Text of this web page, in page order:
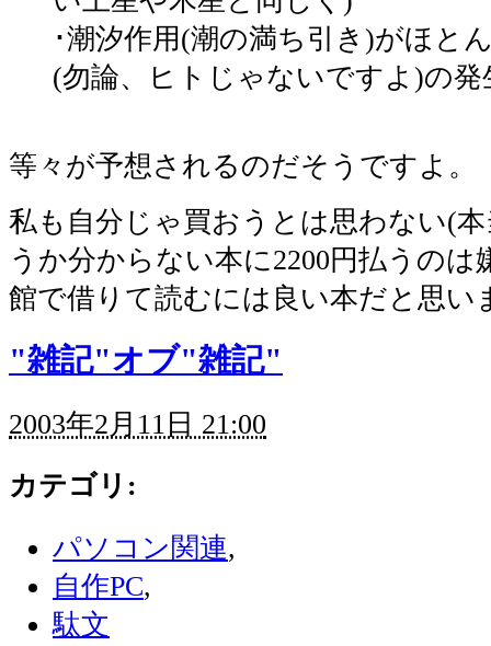
･潮汐作用(潮の満ち引き)がほと
(勿論、ヒトじゃないですよ)の
等々が予想されるのだそうですよ。
私も自分じゃ買おうとは思わない(
うか分からない本に2200円払うのは
館で借りて読むには良い本だと思い
"雑記"オブ"雑記"
2003年2月11日 21:00
カテゴリ :
パソコン関連,
自作PC,
駄文